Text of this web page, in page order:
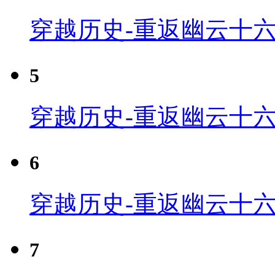
穿越历史-重返幽云十
5
穿越历史-重返幽云十
6
穿越历史-重返幽云十
7